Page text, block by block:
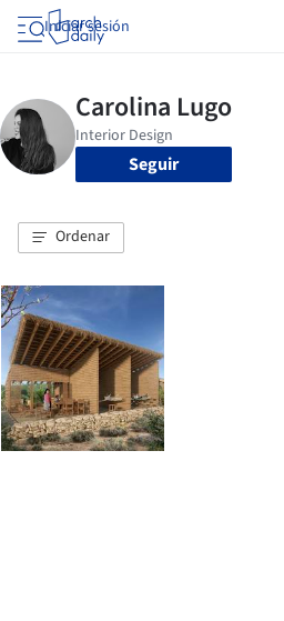
Iniciar sesión
Seguir
Ordenar